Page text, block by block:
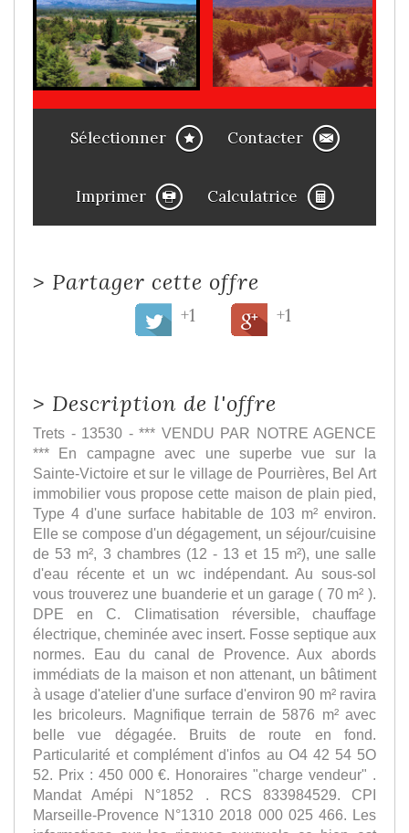
Sélectionner Contacter
Imprimer Calculatrice
> Partager cette offre
+1 +1
> Description de l'offre
Trets - 13530 - *** VENDU PAR NOTRE AGENCE
*** En campagne avec une superbe vue sur la
Sainte-Victoire et sur le village de Pourrières, Bel Art
immobilier vous propose cette maison de plain pied,
Type 4 d'une surface habitable de 103 m² environ.
Elle se compose d'un dégagement, un séjour/cuisine
de 53 m², 3 chambres (12 - 13 et 15 m²), une salle
d'eau récente et un wc indépendant. Au sous-sol
vous trouverez une buanderie et un garage ( 70 m² ).
DPE en C. Climatisation réversible, chauffage
électrique, cheminée avec insert. Fosse septique aux
normes. Eau du canal de Provence. Aux abords
immédiats de la maison et non attenant, un bâtiment
à usage d'atelier d'une surface d'environ 90 m² ravira
les bricoleurs. Magnifique terrain de 5876 m² avec
belle vue dégagée. Bruits de route en fond.
Particularité et complément d'infos au O4 42 54 5O
52. Prix : 450 000 €. Honoraires "charge vendeur" .
Mandat Amépi N°1852 . RCS 833984529. CPI
Marseille-Provence N°1310 2018 000 025 466. Les